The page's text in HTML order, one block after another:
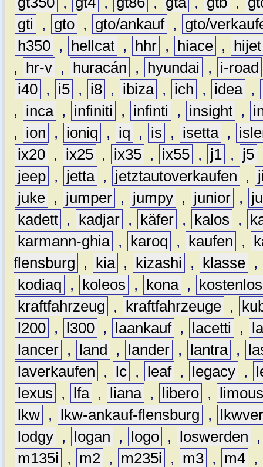
gti
, gto , gto/ankauf ,
gto/
h350 , hellcat , hhr , hiace ,
hijet
,
hr-v , huracán , hyundai ,
i-road
i40 , i5 , i8 , ibiza , ich , idea ,
,
inca , infiniti , infinti , insight ,
,
ion , ioniq , iq , is , isetta ,
ix20 , ix25 , ix35 , ix55 , j1 , j5
jeep , jetta , jetztautoverkaufen ,
juke , jumper , jumpy , junior ,
kadett , kadjar , käfer , kalos ,
karmann-ghia , karoq , kaufen ,
flensburg
, kia , kizashi , klasse ,
kodiaq
, koleos , kona ,
kostenlos
kraftfahrzeug
, kraftfahrzeuge ,
l200 , l300 , laankauf , lacetti ,
lancer , land , lander , lantra ,
laverkaufen
, lc , leaf , legacy ,
lexus
, lfa , liana , libero ,
lkw , lkw-ankauf-flensburg ,
lodgy , logan , logo , loswerden
m135i
, m2 , m235i , m3 , m4 ,